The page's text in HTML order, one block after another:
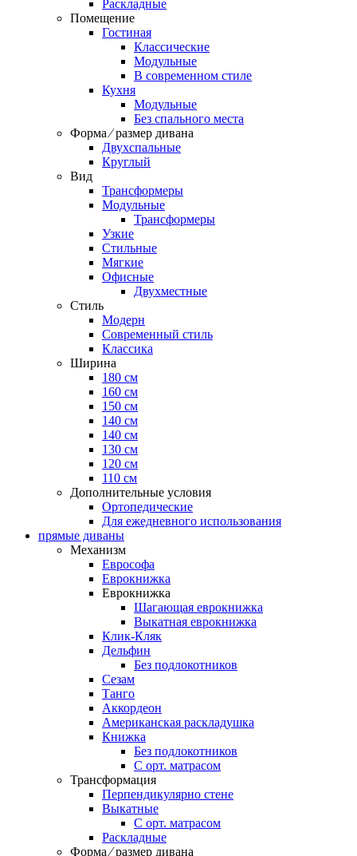
Раскладные
Помещение
Гостиная
Классические
Модульные
В современном стиле
Кухня
Модульные
Без спального места
Форма ⁄ размер дивана
Двухспальные
Круглый
Вид
Трансформеры
Модульные
Трансформеры
Узкие
Стильные
Мягкие
Офисные
Двухместные
Стиль
Модерн
Современный стиль
Классика
Ширина
180 см
160 см
150 см
140 см
140 см
130 см
120 см
110 см
Дополнительные условия
Ортопедические
Для ежедневного использования
прямые диваны
Механизм
Еврософа
Еврокнижка
Еврокнижка
Шагающая еврокнижка
Выкатная еврокнижка
Клик-Кляк
Дельфин
Без подлокотников
Сезам
Танго
Аккордеон
Американская раскладушка
Книжка
Без подлокотников
С орт. матрасом
Трансформация
Перпендикулярно стене
Выкатные
С орт. матрасом
Раскладные
Форма ⁄ размер дивана